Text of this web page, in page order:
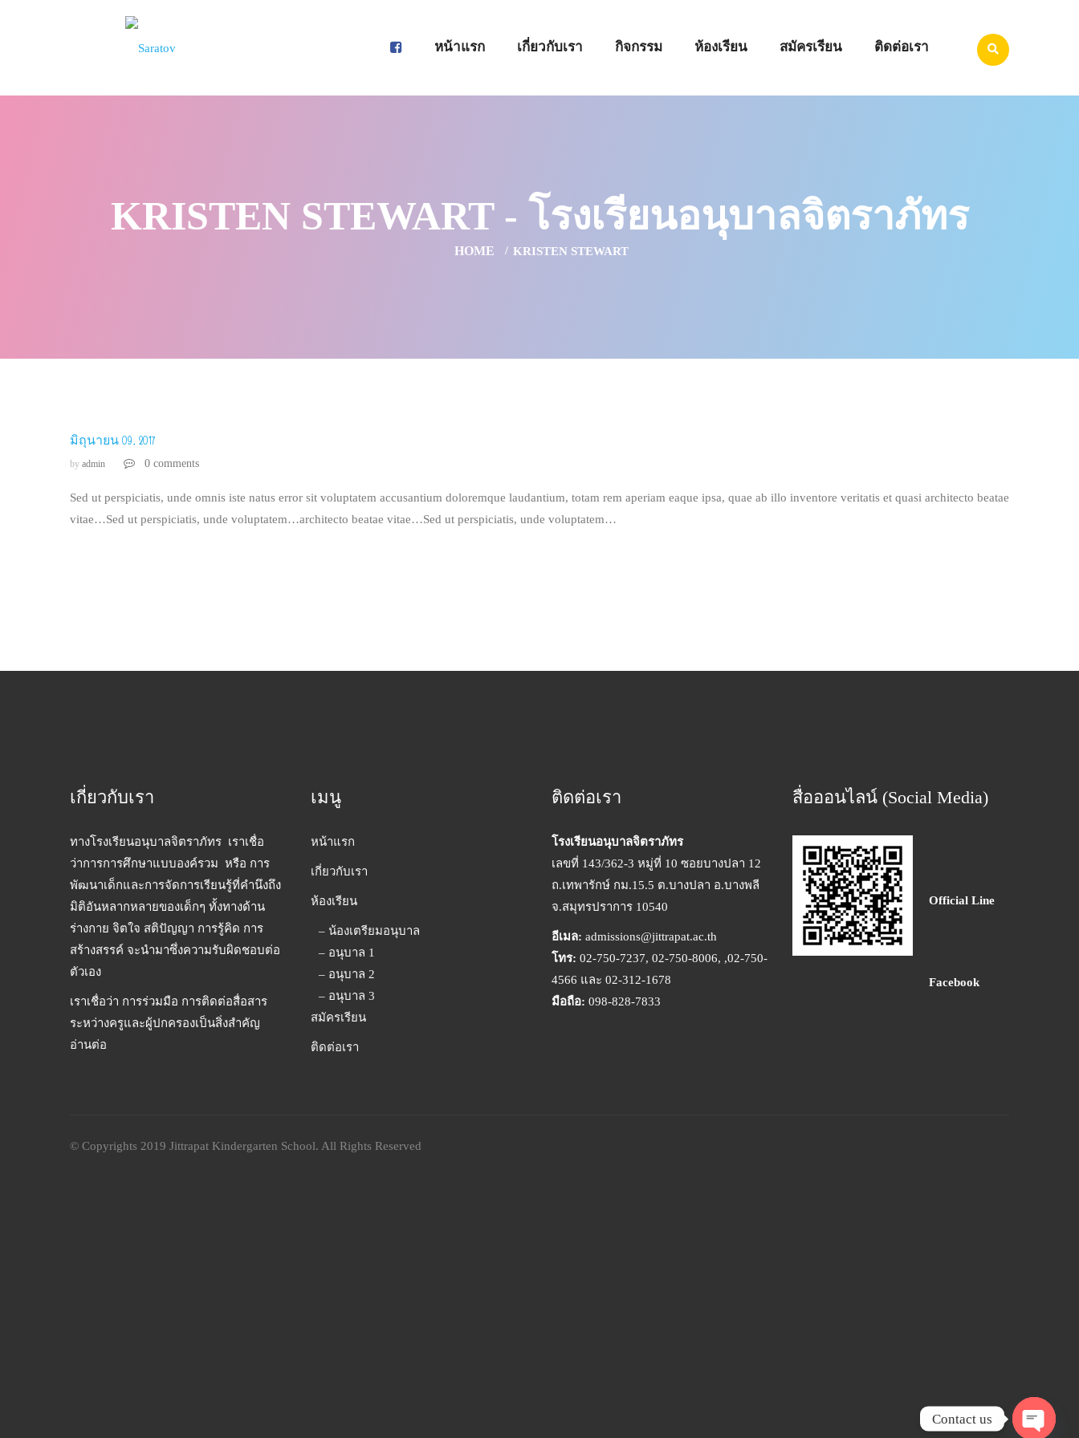
หน้าแรก เกี่ยวกับเรา กิจกรรม ห้องเรียน สมัครเรียน ติดต่อเรา
KRISTEN STEWART - โรงเรียนอนุบาลจิตราภัทร
HOME KRISTEN STEWART
มิถุนายน 09, 2017
by admin 0 comments
Sed ut perspiciatis, unde omnis iste natus error sit voluptatem accusantium doloremque laudantium, totam rem aperiam eaque ipsa, quae ab illo inventore veritatis et quasi architecto beatae
vitae…Sed ut perspiciatis, unde voluptatem…architecto beatae vitae…Sed ut perspiciatis, unde voluptatem…
เกี่ยวกับเรา
ทางโรงเรียนอนุบาลจิตราภัทร เราเชื่อ
ว่าการการศึกษาแบบองค์รวม หรือ การ
พัฒนาเด็กและการจัดการเรียนรู้ที่คำนึงถึง
มิติอันหลากหลายของเด็กๆ ทั้งทางด้าน
ร่างกาย จิตใจ สติปัญญา การรู้คิด การ
สร้างสรรค์ จะนำมาซึ่งความรับผิดชอบต่อ
ตัวเอง
เราเชื่อว่า การร่วมมือ การติดต่อสื่อสาร
ระหว่างครูและผู้ปกครองเป็นสิ่งสำคัญ
อ่านต่อ
เมนู
หน้าแรก
เกี่ยวกับเรา
ห้องเรียน
– น้องเตรียมอนุบาล
– อนุบาล 1
– อนุบาล 2
– อนุบาล 3
สมัครเรียน
ติดต่อเรา
ติดต่อเรา
โรงเรียนอนุบาลจิตราภัทร
เลขที่ 143/362-3 หมู่ที่ 10 ซอยบางปลา 12
ถ.เทพารักษ์ กม.15.5 ต.บางปลา อ.บางพลี
จ.สมุทรปราการ 10540
อีเมล: admissions@jittrapat.ac.th
โทร: 02-750-7237, 02-750-8006, ,02-750-
4566 และ 02-312-1678
มือถือ: 098-828-7833
สื่อออนไลน์ (Social Media)
Official Line
Facebook
© Copyrights 2019 Jittrapat Kindergarten School. All Rights Reserved
Contact us